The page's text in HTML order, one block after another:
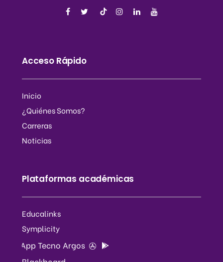
Acceso Rápido
Inicio
¿Quiénes Somos?
Carreras
Noticias
Plataformas académicas
Educalinks
Symplicity
App Tecno Argos